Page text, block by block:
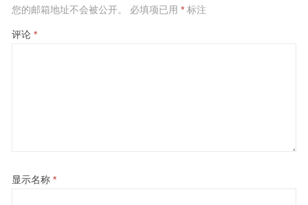
您的邮箱地址不会被公开。 必填项已用 *标注
评论 *
显示名称 *